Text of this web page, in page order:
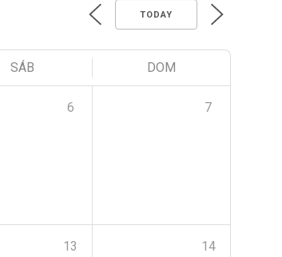
TODAY
SÁB DOM
6 7
13 14